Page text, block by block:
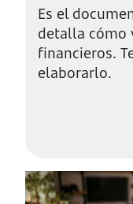
Es el
detalla cómo
financieros.
elaborarlo.